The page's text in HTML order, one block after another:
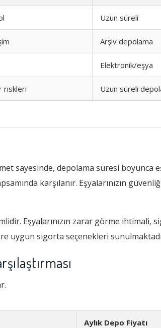
Uzun süreli
Arşiv depolama
Elektronik/eşya
riskleri Uzun süreli
sayesinde, depolama süresi boyunca
karşılanır. Eşyalarınızın
Eşyalarınızın zarar görme ihtimali,
uygun sigorta seçenekleri
Aylık Depo Fiyatı